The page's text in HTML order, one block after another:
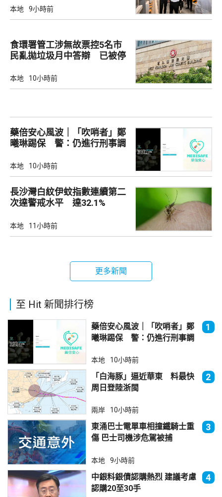
本地 9小時前
食環署管工涉無故票控5名市
民亂拋垃圾月中答辯 已被停
本地 10小時前
藥倍安心風波｜「吹哨者」鄭
曦琳踢保 警：仍進行刑事調
本地 10小時前
長沙灣白紋伊蚊指數連續第二
次達警戒水平 達32.1%
本地 11小時前
更多新聞
至 Hit 新聞排行榜
藥倍安心風波｜「吹哨者」鄭
曦琳踢保 警：仍進行刑事調
1
本地 10小時前
「白海豚」逼近華東 料最快
周日登陸浙閩
2
兩岸 10小時前
東涌巴士電單車相撞鐵騎士重
傷 巴士司機涉危駕被捕
3
本地 9小時前
中銀料銀債認購熱烈 建議考慮
認購20至30手
4